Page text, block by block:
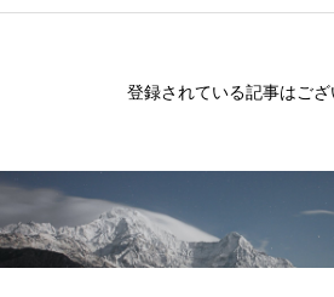
登録されている記事はござ